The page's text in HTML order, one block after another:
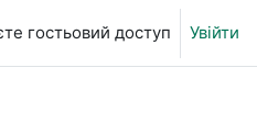
гостьовий доступ Увійти